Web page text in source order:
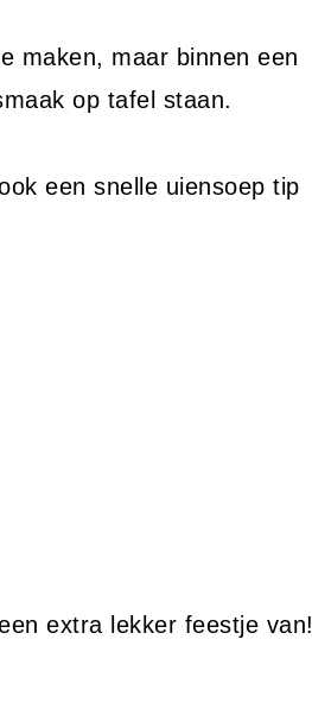
maken, maar binnen een
op tafel staan.
een snelle uiensoep tip
extra lekker feestje van!